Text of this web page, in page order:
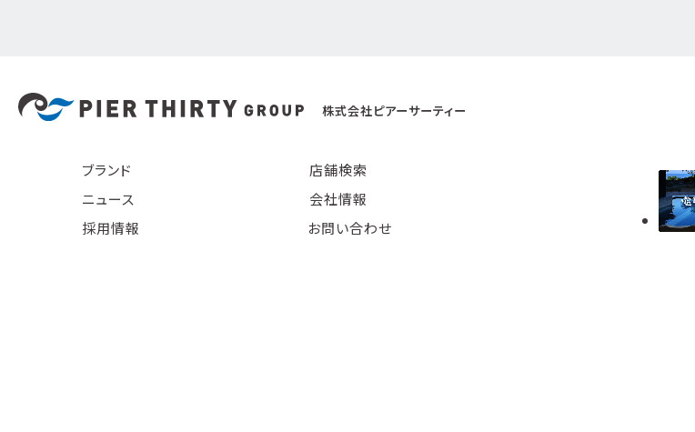
株式会社ピアーサーティー
ブランド
店舗検索
ニュース
会社情報
採用情報
お問い合わせ